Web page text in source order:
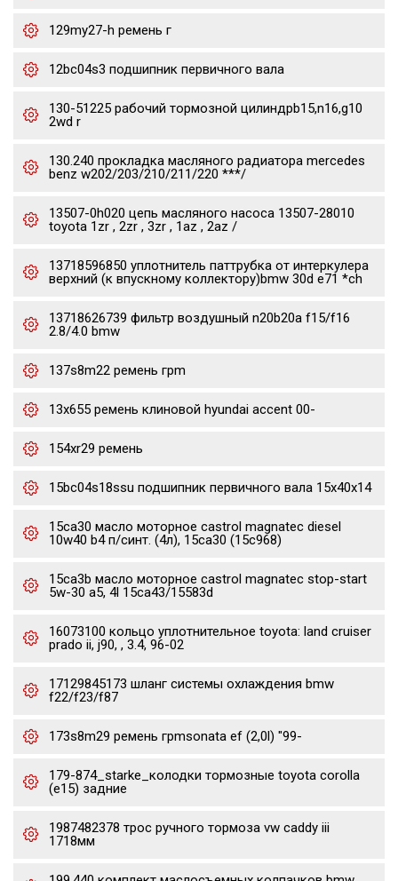
129my27-h ремень г
12bc04s3 подшипник первичного вала
130-51225 рабочий тормозной цилиндрb15,n16,g10
2wd r
130.240 прокладка масляного радиатора mercedes
benz w202/203/210/211/220 ***/
13507-0h020 цепь масляного насоса 13507-28010
toyota 1zr , 2zr , 3zr , 1az , 2az /
13718596850 уплотнитель паттрубка от интеркулера
верхний (к впускному коллектору)bmw 30d e71 *ch
13718626739 фильтр воздушный n20b20a f15/f16
2.8/4.0 bmw
137s8m22 ремень грm
13x655 ремень клиновой hyundai accent 00-
154xr29 ремень
15bc04s18ssu подшипник первичного вала 15x40x14
15ca30 масло моторное castrol magnatec diesel
10w40 b4 п/синт. (4л), 15ca30 (15c968)
15ca3b масло моторное castrol magnatec stop-start
5w-30 a5, 4l 15ca43/15583d
16073100 кольцо уплотнительное toyota: land cruiser
prado ii, j90, , 3.4, 96-02
17129845173 шланг системы охлаждения bmw
f22/f23/f87
173s8m29 ремень грmsonata ef (2,0l) "99-
179-874_starke_колодки тормозные toyota corolla
(e15) задние
1987482378 трос ручного тормоза vw caddy iii
1718мм